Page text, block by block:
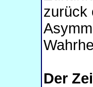
zurück
Der